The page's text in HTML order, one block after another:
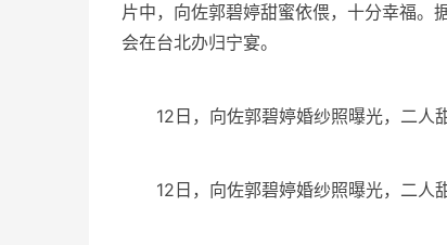
片中，向佐郭碧婷甜蜜依偎，十分幸福。
会在台北办归宁宴。
12日，向佐郭碧婷婚纱照曝光，二人
12日，向佐郭碧婷婚纱照曝光，二人